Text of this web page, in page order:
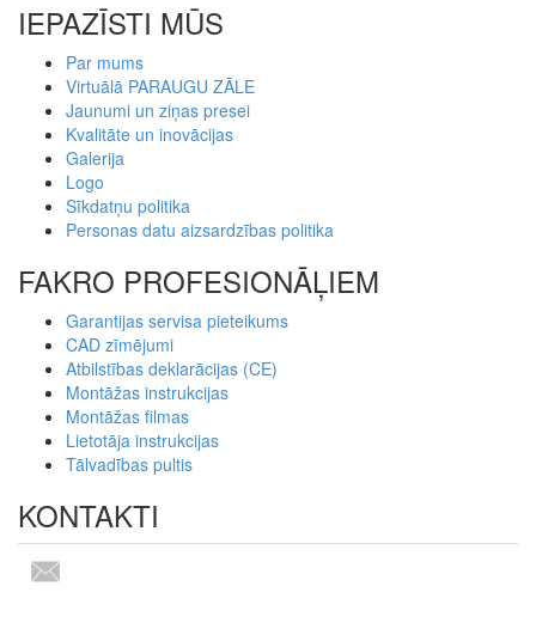
IEPAZĪSTI MŪS
Par mums
Virtuālā PARAUGU ZĀLE
Jaunumi un ziņas presei
Kvalitāte un inovācijas
Galerija
Logo
Sīkdatņu politika
Personas datu aizsardzības politika
FAKRO PROFESIONĀĻIEM
Garantijas servisa pieteikums
CAD zīmējumi
Atbilstības deklarācijas (CE)
Montāžas instrukcijas
Montāžas filmas
Lietotāja instrukcijas
Tālvadības pultis
KONTAKTI